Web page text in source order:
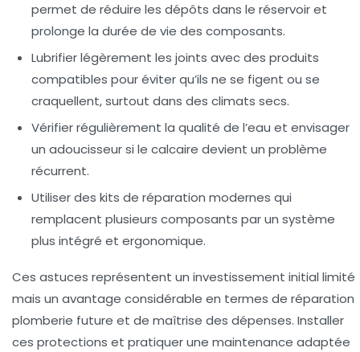
permet de réduire les dépôts dans le réservoir et
prolonge la durée de vie des composants.
Lubrifier légèrement les joints avec des produits
compatibles pour éviter qu’ils ne se figent ou se
craquellent, surtout dans des climats secs.
Vérifier régulièrement la qualité de l’eau et envisager
un adoucisseur si le calcaire devient un problème
récurrent.
Utiliser des kits de réparation modernes qui
remplacent plusieurs composants par un système
plus intégré et ergonomique.
Ces astuces représentent un investissement initial limité
mais un avantage considérable en termes de réparation
plomberie future et de maîtrise des dépenses. Installer
ces protections et pratiquer une maintenance adaptée